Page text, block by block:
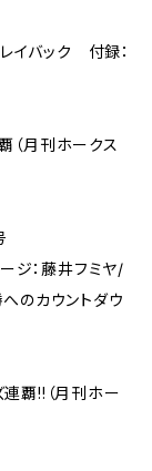
イバック 付録：
（月刊ホークス
ジ：藤井フミヤ/
のカウントダウ
覇!!（月刊ホー